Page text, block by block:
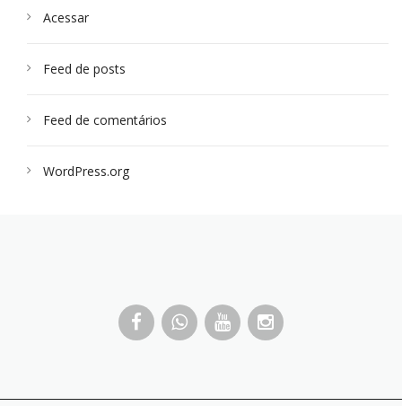
Acessar
Feed de posts
Feed de comentários
WordPress.org